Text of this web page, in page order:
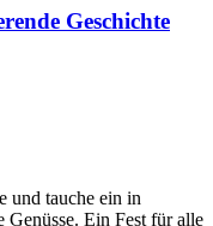
Geschichte
und tauche ein in
Genüsse. Ein Fest für alle